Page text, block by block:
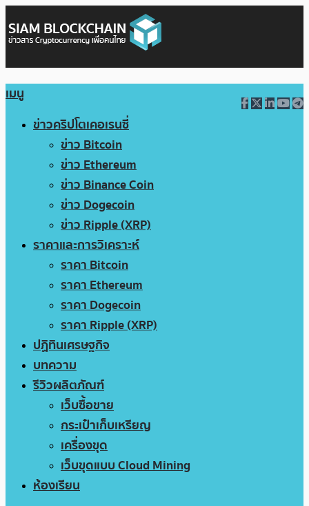
เมนู
ข่าวคริปโตเคอเรนซี่
ข่าว Bitcoin
ข่าว Ethereum
ข่าว Binance Coin
ข่าว Dogecoin
ข่าว Ripple (XRP)
ราคาและการวิเคราะห์
ราคา Bitcoin
ราคา Ethereum
ราคา Dogecoin
ราคา Ripple (XRP)
ปฏิทินเศรษฐกิจ
บทความ
รีวิวผลิตภัณฑ์
เว็บซื้อขาย
กระเป๋าเก็บเหรียญ
เครื่องขุด
เว็บขุดแบบ Cloud Mining
ห้องเรียน